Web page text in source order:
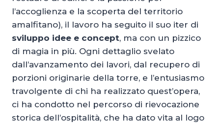
l’accoglienza e la scoperta del territorio
amalfitano), il lavoro ha seguito il suo iter di
sviluppo idee e concept, ma con un pizzico
di magia in più. Ogni dettaglio svelato
dall’avanzamento dei lavori, dal recupero di
porzioni originarie della torre, e l’entusiasmo
travolgente di chi ha realizzato quest’opera,
ci ha condotto nel percorso di rievocazione
storica dell’ospitalità, che ha dato vita al logo